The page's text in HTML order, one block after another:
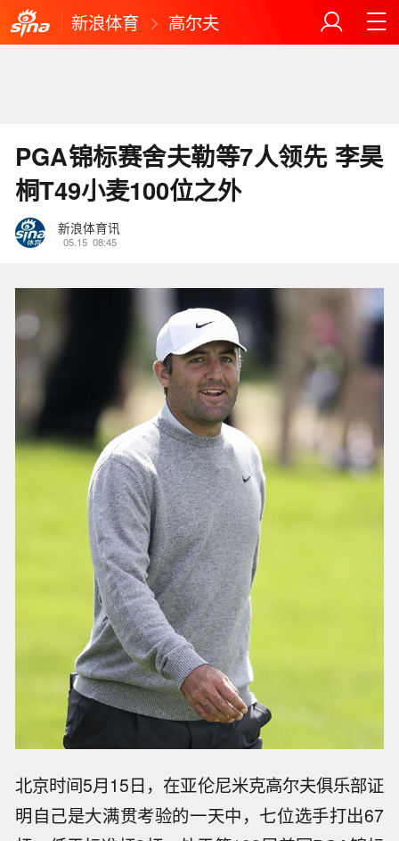
新浪体育 高尔夫
PGA锦标赛舍夫勒等7人领先 李昊
桐T49小麦100位之外
新浪体育讯
05.15 08:45
北京时间5月15日，在亚伦尼米克高尔夫俱乐部证
明自己是大满贯考验的一天中，七位选手打出67